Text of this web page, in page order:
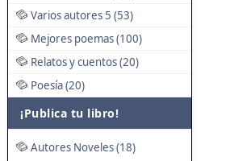
Varios autores 5 (53)
Mejores poemas (100)
Relatos y cuentos (20)
Poesía (20)
¡Publica tu libro!
Autores Noveles (18)